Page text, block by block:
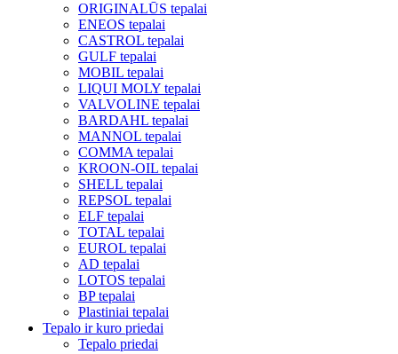
ORIGINALŪS tepalai
ENEOS tepalai
CASTROL tepalai
GULF tepalai
MOBIL tepalai
LIQUI MOLY tepalai
VALVOLINE tepalai
BARDAHL tepalai
MANNOL tepalai
COMMA tepalai
KROON-OIL tepalai
SHELL tepalai
REPSOL tepalai
ELF tepalai
TOTAL tepalai
EUROL tepalai
AD tepalai
LOTOS tepalai
BP tepalai
Plastiniai tepalai
Tepalo ir kuro priedai
Tepalo priedai